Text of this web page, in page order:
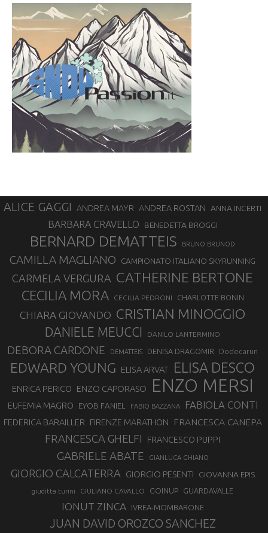
ALICE GAGGI ANDREA MAYR ANDREA ROSTAN ANNA INCERTI
BARBARA CRAVELLO BENEDETTA BROGGI
BERNARD DEMATTEIS BRUNO BRUNOD
CAMILLA MAGLIANO CAMPIONATO ITALIANO SKYRUNNING
CARMELA VERGURA CATHERINE BERTONE
CECILIA MORA CECILIA PEDRONI CHARLOTTE BONIN
CHIARA GIOVANDO CRISTIAN MINOGGIO
DANIELE MEUCCI DANILO LANTERMINO
DEBORA CARDONE DEMATTEIS DENISA DRAGOMIR Dodecarun
EDWARD YOUNG ELISA ARVAT ELISA DESCO
ENRICA PERICO ENZO CAPORASO ENZO MERSI
EUFEMIA MAGRO EYOB FANIEL FABIO BAZZANA FABIOLA CONTI
FEDERICA BARAILLER FIRENZE MARATHON FRANCESCA CANEPA
FRANCESCA GHELFI FRANCESCO PUPPI
GABRIELE ABATE GIANLUCA GHIANO
GIORGIO CALCATERRA GIORGIO PESENTI GIOVANNA EPIS
giuditta turini GIULIANO CAVALLO GOINUP GUARDAVALLE
IONUT ZINCA IVREA-MOMBARONE
JUAN DAVID OROZCO SANCHEZ